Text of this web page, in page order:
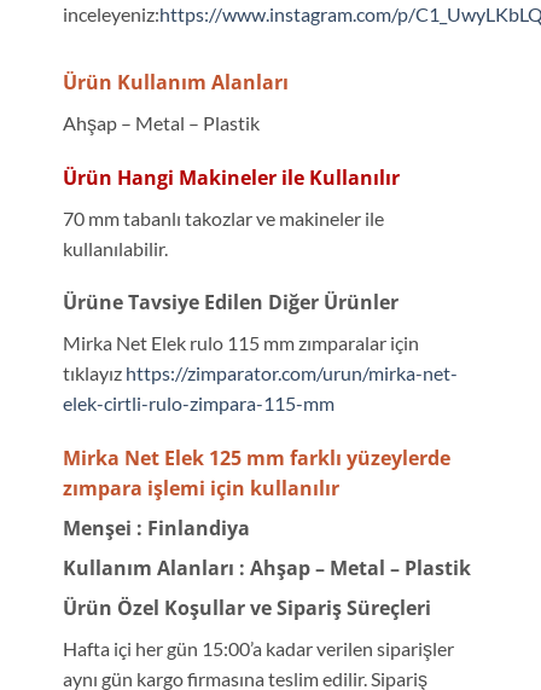
inceleyeniz:https://www.instagram.com/p/
Ürün Kullanım Alanları
Ahşap – Metal – Plastik
Ürün Hangi Makineler ile Kullanılır
70 mm tabanlı takozlar ve makineler ile
kullanılabilir.
Ürüne Tavsiye Edilen Diğer Ürünler
Mirka Net Elek rulo 115 mm zımparalar için
tıklayız https://zimparator.com/urun/mirka-net-
elek-cirtli-rulo-zimpara-115-mm
Mirka Net Elek 125 mm farklı yüzeylerde
zımpara işlemi için kullanılır
Menşei : Finlandiya
Kullanım Alanları : Ahşap – Metal – Plastik
Ürün Özel Koşullar ve Sipariş Süreçleri
Hafta içi her gün 15:00’a kadar verilen siparişler
aynı gün kargo firmasına teslim edilir. Sipariş